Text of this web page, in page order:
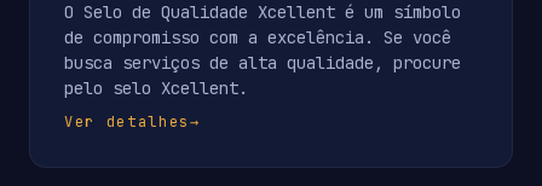
O Selo de Qualidade Xcellent é um símbolo
de compromisso com a excelência. Se você
busca serviços de alta qualidade, procure
pelo selo Xcellent.
Ver detalhes→